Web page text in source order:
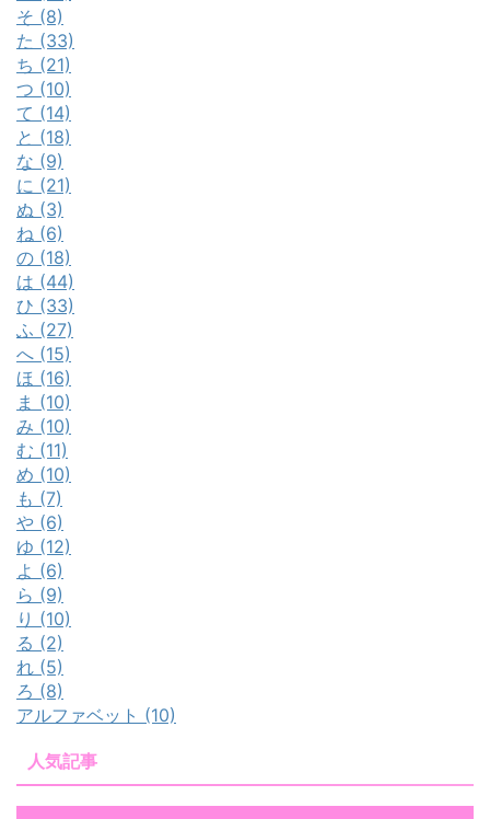
そ (8)
た (33)
ち (21)
つ (10)
て (14)
と (18)
な (9)
に (21)
ぬ (3)
ね (6)
の (18)
は (44)
ひ (33)
ふ (27)
へ (15)
ほ (16)
ま (10)
み (10)
む (11)
め (10)
も (7)
や (6)
ゆ (12)
よ (6)
ら (9)
り (10)
る (2)
れ (5)
ろ (8)
アルファベット (10)
人気記事